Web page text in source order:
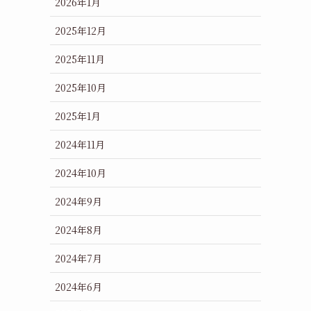
2025年12月
2025年11月
2025年10月
2025年1月
2024年11月
2024年10月
2024年9月
2024年8月
2024年7月
2024年6月